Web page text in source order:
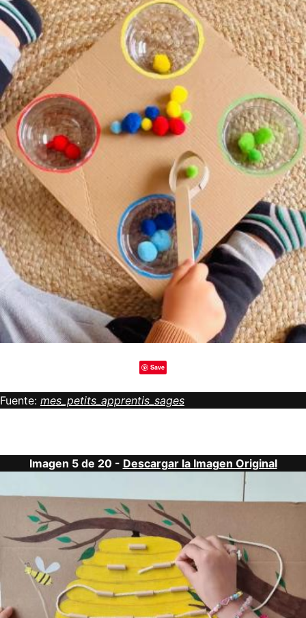
Save
Fuente: mes_petits_apprentis_sages
Imagen 5 de 20 - Descargar la Imagen Original